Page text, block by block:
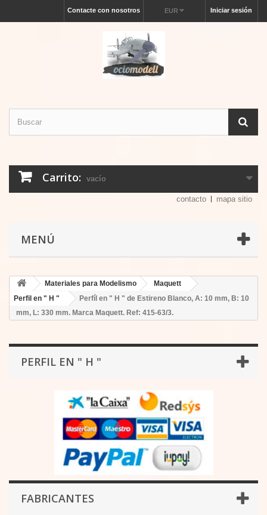
Iniciar sesión
EUR
Contacte con nosotros
Carrito: vacío
contacto mapa sitio
MENÚ
Materiales para Modelismo
Maquett
Perfil en " H "
Perfíl en " H " de Estireno Blanco, A: 10 mm, B: 10
mm, L: 330 mm. Marca Maquett. Ref: 415-63/3.
PERFIL EN " H "
FABRICANTES